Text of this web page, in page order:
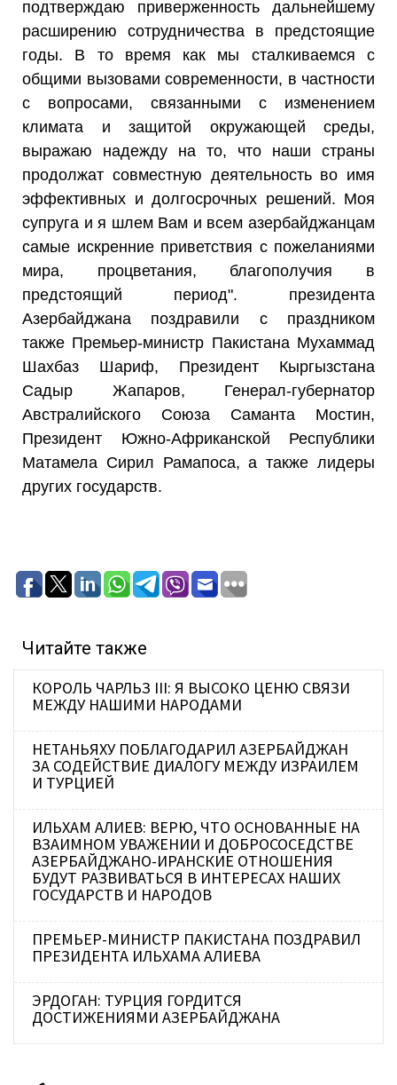
подтверждаю приверженность дальнейшему
расширению сотрудничества в предстоящие
годы. В то время как мы сталкиваемся с
общими вызовами современности, в частности
с вопросами, связанными с изменением
климата и защитой окружающей среды,
выражаю надежду на то, что наши страны
продолжат совместную деятельность во имя
эффективных и долгосрочных решений. Моя
супруга и я шлем Вам и всем азербайджанцам
самые искренние приветствия с пожеланиями
мира, процветания, благополучия в
предстоящий период". президента
Азербайджана поздравили с праздником
также Премьер-министр Пакистана Мухаммад
Шахбаз Шариф, Президент Кыргызстана
Садыр Жапаров, Генерал-губернатор
Австралийского Союза Саманта Мостин,
Президент Южно-Африканской Республики
Матамела Сирил Рамапоса, а также лидеры
других государств.
Читайте также
КОРОЛЬ ЧАРЛЬЗ III: Я ВЫСОКО ЦЕНЮ СВЯЗИ
МЕЖДУ НАШИМИ НАРОДАМИ
НЕТАНЬЯХУ ПОБЛАГОДАРИЛ АЗЕРБАЙДЖАН
ЗА СОДЕЙСТВИЕ ДИАЛОГУ МЕЖДУ ИЗРАИЛЕМ
И ТУРЦИЕЙ
ИЛЬХАМ АЛИЕВ: ВЕРЮ, ЧТО ОСНОВАННЫЕ НА
ВЗАИМНОМ УВАЖЕНИИ И ДОБРОСОСЕДСТВЕ
АЗЕРБАЙДЖАНО-ИРАНСКИЕ ОТНОШЕНИЯ
БУДУТ РАЗВИВАТЬСЯ В ИНТЕРЕСАХ НАШИХ
ГОСУДАРСТВ И НАРОДОВ
ПРЕМЬЕР-МИНИСТР ПАКИСТАНА ПОЗДРАВИЛ
ПРЕЗИДЕНТА ИЛЬХАМА АЛИЕВА
ЭРДОГАН: ТУРЦИЯ ГОРДИТСЯ
ДОСТИЖЕНИЯМИ АЗЕРБАЙДЖАНА